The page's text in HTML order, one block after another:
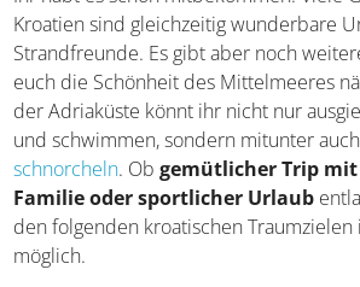
Strände
Ihr habt es schon mitbekommen: Viele
Kroatien sind gleichzeitig wunderbare
Strandfreunde. Es gibt aber noch
euch die Schönheit des Mittelmeeres
der Adriaküste könnt ihr nicht nur
sonnenbaden und schwimmen,
hervorragend schnorcheln. Ob
der ganzen Familie oder sportlicher